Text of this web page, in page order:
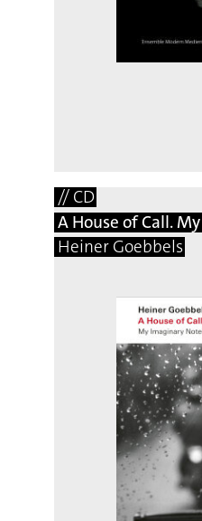
// CD
A House of Call.
Heiner Goebbels